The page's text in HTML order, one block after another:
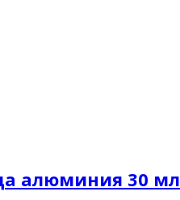
алюминия 30 мл